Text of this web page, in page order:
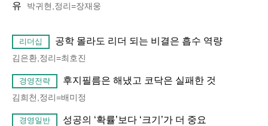
유
박귀현,정리=장재웅
리더십 공학 몰라도 리더 되는 비결은 흡수 역량
김은환,정리=최호진
경영전략 후지필름은 해냈고 코닥은 실패한 것
김희천,정리=배미정
경영일반 성공의 ‘확률’보다 ‘크기’가 더 중요